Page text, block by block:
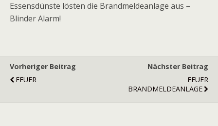
Essensdünste lösten die Brandmeldeanlage aus –
Blinder Alarm!
Vorheriger Beitrag
FEUER
Nächster Beitrag
FEUER
BRANDMELDEANLAGE